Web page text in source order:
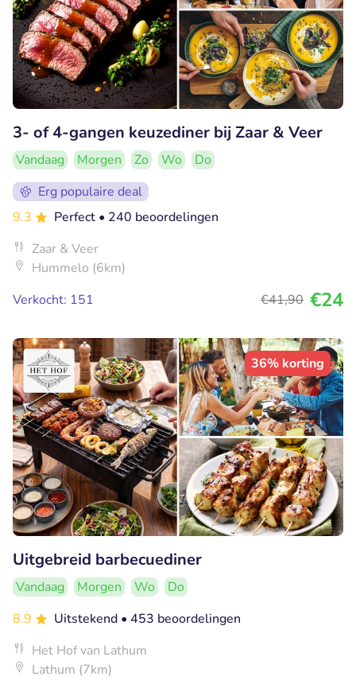
3- of 4-gangen keuzediner bij Zaar & Veer
Vandaag Morgen Zo Wo
Do
Erg populaire deal
9.3
Perfect • 240 beoordelingen
Zaar & Veer
Hummelo (6km)
Verkocht: 151
€41,90 €24
36% korting
Uitgebreid barbecuediner
Vandaag Morgen Wo
Do
8.9
Uitstekend • 453 beoordelingen
Het Hof van Lathum
Lathum (7km)